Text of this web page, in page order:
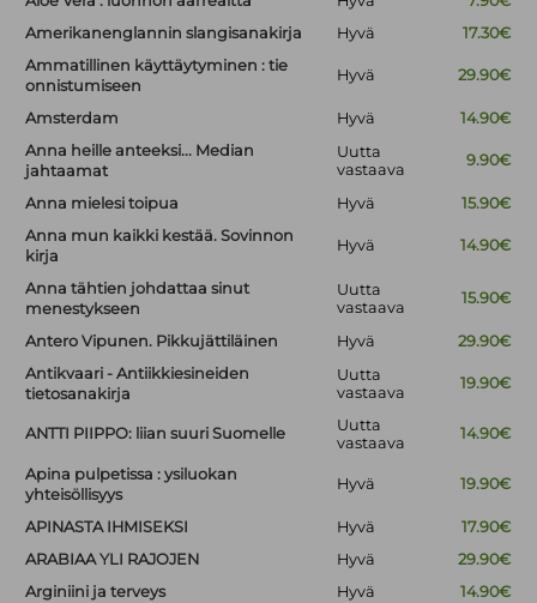
Amerikanenglannin slangisanakirja
Hyvä
17.30€
Ammatillinen käyttäytyminen : tie
onnistumiseen
Hyvä 29.90€
Amsterdam Hyvä
14.90€
Anna heille anteeksi... Median
jahtaamat
Uutta
vastaava
9.90€
Anna mielesi toipua Hyvä
15.90€
Anna mun kaikki kestää. Sovinnon
kirja
Hyvä 14.90€
Anna tähtien johdattaa sinut
menestykseen
Uutta
vastaava
15.90€
Antero Vipunen. Pikkujättiläinen Hyvä
29.90€
Antikvaari - Antiikkiesineiden
tietosanakirja
Uutta
vastaava
19.90€
ANTTI PIIPPO: liian suuri Suomelle
Uutta
vastaava
14.90€
Apina pulpetissa : ysiluokan
yhteisöllisyys
Hyvä 19.90€
APINASTA IHMISEKSI Hyvä
17.90€
ARABIAA YLI RAJOJEN
Hyvä
29.90€
Arginiini ja terveys
Hyvä 14.90€